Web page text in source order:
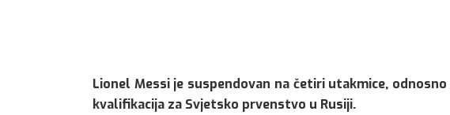
Lionel Messi je suspendovan na četiri utakmice,
kvalifikacija za Svjetsko prvenstvo u Rusiji.